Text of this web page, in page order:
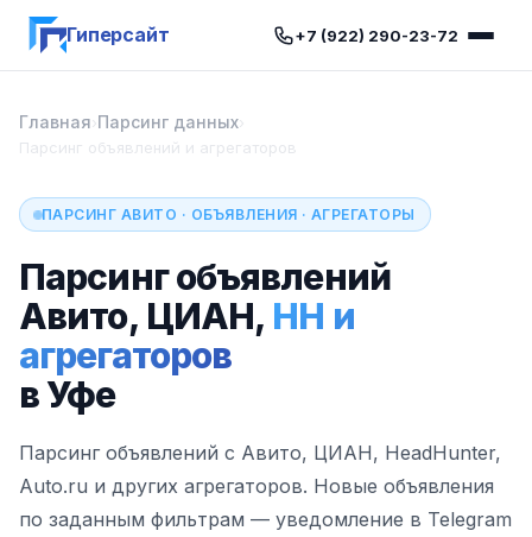
Гиперсайт +7 (922) 290-23-72
Главная›Парсинг данных›
Парсинг объявлений и агрегаторов
ПАРСИНГ АВИТО · ОБЪЯВЛЕНИЯ · АГРЕГАТОРЫ
Парсинг объявлений
Авито, ЦИАН, HH и
агрегаторов
в Уфе
Парсинг объявлений с Авито, ЦИАН, HeadHunter,
Auto.ru и других агрегаторов. Новые объявления
по заданным фильтрам — уведомление в Telegram